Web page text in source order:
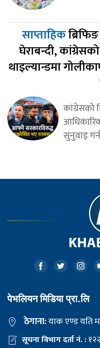
साप्ताहिक
घेराबन्दी,
थाइल्यान्डमा
कांग्रेसको
सुनुवाइ गर्न
पेभलियन मिडिया प्रा.लि
ठेगाना:याक एण्ड यति
सूचना विभाग दर्ता नं. :